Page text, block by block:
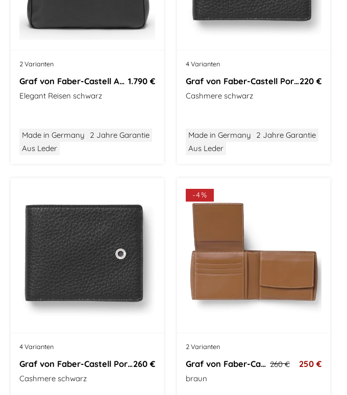
2 Varianten
Graf von Faber-Castell Aktentasche 1.790 €
Elegant Reisen schwarz
Made in Germany
2 Jahre Garantie
Aus Leder
4 Varianten
Graf von Faber-Castell Portemonnaie220 €
Cashmere schwarz
Made in Germany
2 Jahre Garantie
Aus Leder
4 Varianten
Graf von Faber-Castell Portemonnaie260 €
Cashmere schwarz
-4%
2 Varianten
Graf von Faber-Castell Portemonnaie 260 € 250 €
braun